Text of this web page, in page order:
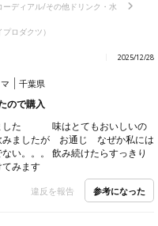
ディアル/その他ドリンク・水
ロダクツ）
2025/12/28
千葉県
ので購入
ました 味はとてもおいしいの
みましたが お通じ なぜか私には
い。。。 飲み続けたらすっきり
みます
違反を報告 参考になった